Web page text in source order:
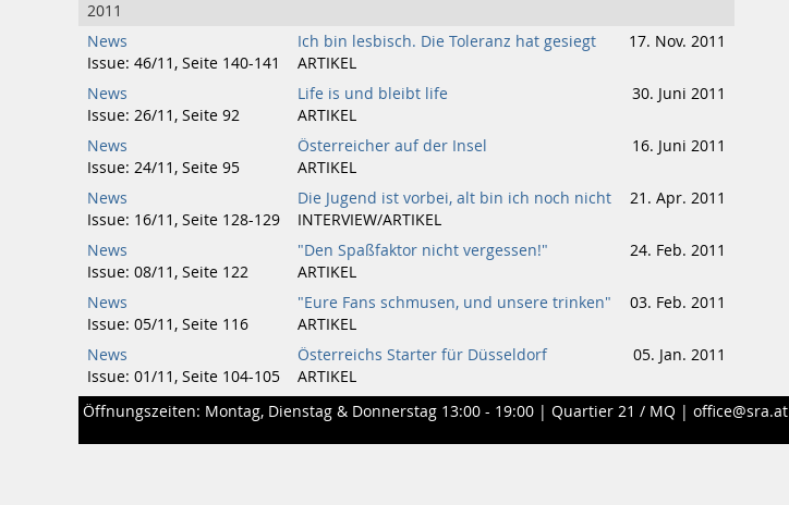
2011
News
Issue: 46/11, Seite 140-141
Ich bin lesbisch. Die Toleranz hat gesiegt
ARTIKEL
17. Nov. 2011
News
Issue: 26/11, Seite 92
Life is und bleibt life
ARTIKEL
30. Juni 2011
News
Issue: 24/11, Seite 95
Österreicher auf der Insel
ARTIKEL
16. Juni 2011
News
Issue: 16/11, Seite 128-129
Die Jugend ist vorbei, alt bin ich noch nicht
INTERVIEW/ARTIKEL
21. Apr. 2011
News
Issue: 08/11, Seite 122
"Den Spaßfaktor nicht vergessen!"
ARTIKEL
24. Feb. 2011
News
Issue: 05/11, Seite 116
"Eure Fans schmusen, und unsere trinken"
ARTIKEL
03. Feb. 2011
News
Issue: 01/11, Seite 104-105
Österreichs Starter für Düsseldorf
ARTIKEL
05. Jan. 2011
Öffnungszeiten: Montag, Dienstag & Donnerstag 13:00 - 19:00 | Quartier 21 / MQ | office@sra.at